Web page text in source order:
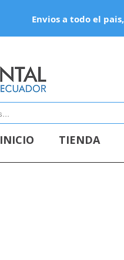
Envios a todo el
INICIO TIENDA